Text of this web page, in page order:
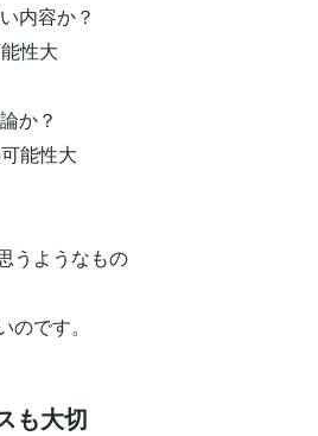
内容か？
性大
か？
能性大
うようなもの
です。
も大切